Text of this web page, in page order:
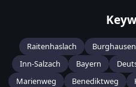
Raitenhaslach Burghausen
Inn-Salzach
Bayern
Marienweg
Benediktweg